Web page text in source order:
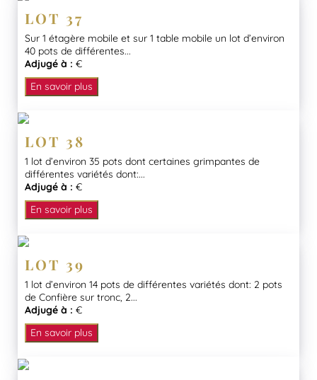
LOT 37
Sur 1 étagère mobile et sur 1 table mobile un lot d’environ
40 pots de différentes...
Adjugé à : €
En savoir plus
LOT 38
1 lot d’environ 35 pots dont certaines grimpantes de
différentes variétés dont:...
Adjugé à : €
En savoir plus
LOT 39
1 lot d’environ 14 pots de différentes variétés dont: 2 pots
de Confière sur tronc, 2...
Adjugé à : €
En savoir plus